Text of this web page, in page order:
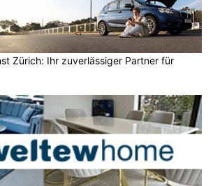
Zürich: Ihr zuverlässiger Partner für